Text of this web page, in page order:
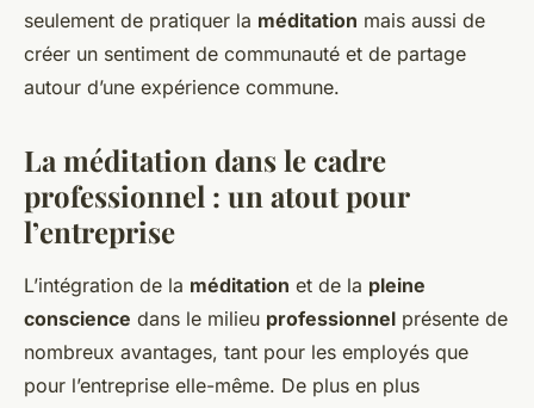
seulement de pratiquer la méditation mais aussi de
créer un sentiment de communauté et de partage
autour d’une expérience commune.
La méditation dans le cadre
professionnel : un atout pour
l’entreprise
L’intégration de la méditation et de la pleine
conscience dans le milieu professionnel présente de
nombreux avantages, tant pour les employés que
pour l’entreprise elle-même. De plus en plus